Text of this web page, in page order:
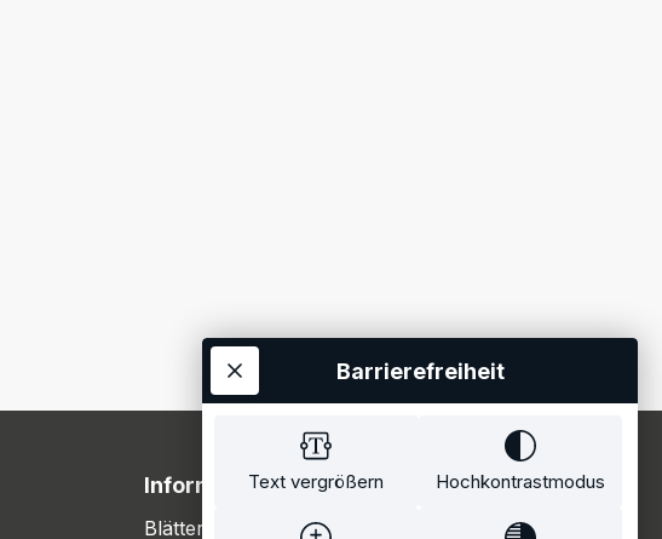
Information
Blätterkatalog
Text vergrößern Hochkontrastmodus
Barrierefreiheit